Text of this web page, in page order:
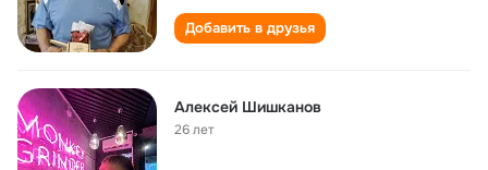
Добавить в друзья
Алексей Шишканов
26 лет